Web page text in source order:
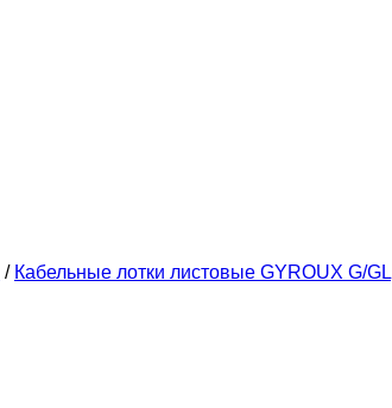
/ Кабельные лотки листовые GYROUX G/GL